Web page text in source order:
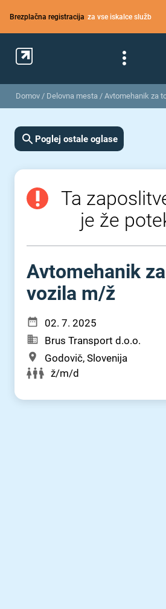
Brezplačna registracija za vse iskalce služb
Domov / Delovna mesta / Avtomehanik za
Poglej ostale oglase
Ta
je že
Avtomehanik
vozila m⁠/⁠ž
02. 7. 2025
Brus Transport d.o.o.
Godovič, Slovenija
ž/m/d